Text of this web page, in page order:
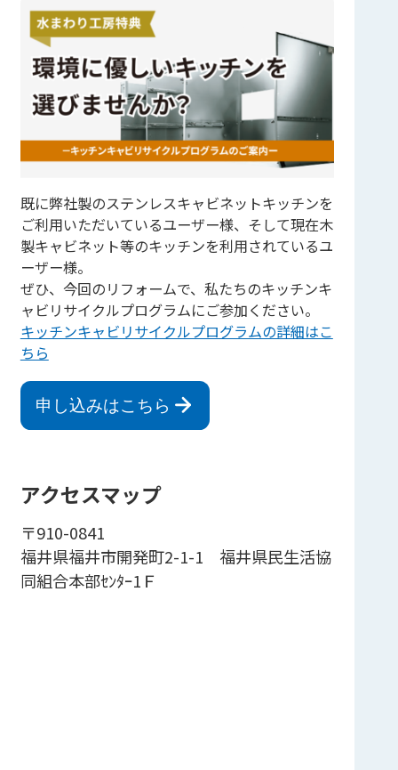
既に弊社製のステンレスキャビネットキッチンを
ご利用いただいているユーザー様、そして現在木
製キャビネット等のキッチンを利用されているユ
ーザー様。
ぜひ、今回のリフォームで、私たちのキッチンキ
ャビリサイクルプログラムにご参加ください。
キッチンキャビリサイクルプログラムの詳細はこ
ちら
申し込みはこちら
アクセスマップ
〒910-0841
福井県福井市開発町2-1-1 福井県民生活協
同組合本部ｾﾝﾀｰ1Ｆ